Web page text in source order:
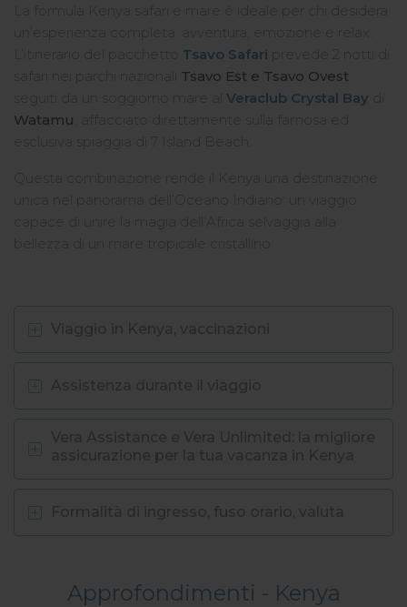
Tsavo Safari
Tsavo Est e Tsavo Ovest
Veraclub Crystal Bay
Watamu
Approfondimenti - Kenya